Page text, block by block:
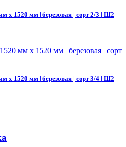
х 1520 мм | березовая | сорт 2/3 | Ш2
х 1520 мм | березовая | сорт 3/4 | Ш2